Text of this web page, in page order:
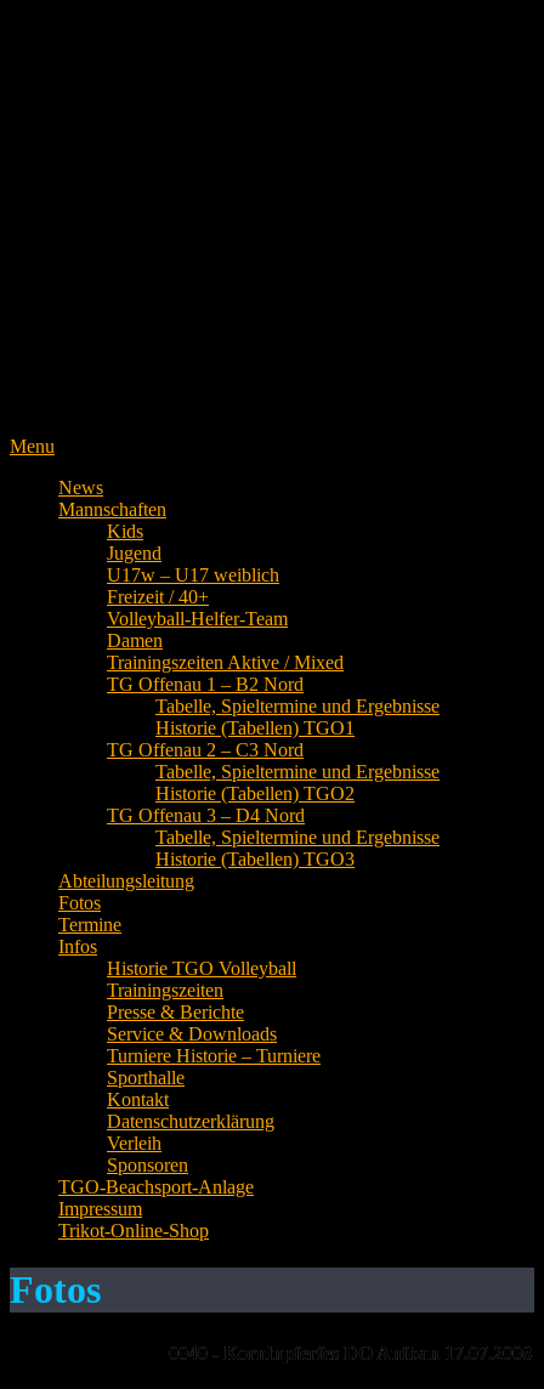
Menu
News
Mannschaften
Kids
Jugend
U17w – U17 weiblich
Freizeit / 40+
Volleyball-Helfer-Team
Damen
Trainingszeiten Aktive / Mixed
TG Offenau 1 – B2 Nord
Tabelle, Spieltermine und Ergebnisse
Historie (Tabellen) TGO1
TG Offenau 2 – C3 Nord
Tabelle, Spieltermine und Ergebnisse
Historie (Tabellen) TGO2
TG Offenau 3 – D4 Nord
Tabelle, Spieltermine und Ergebnisse
Historie (Tabellen) TGO3
Abteilungsleitung
Fotos
Termine
Infos
Historie TGO Volleyball
Trainingszeiten
Presse & Berichte
Service & Downloads
Turniere Historie – Turniere
Sporthalle
Kontakt
Datenschutzerklärung
Verleih
Sponsoren
TGO-Beachsport-Anlage
Impressum
Trikot-Online-Shop
Fotos
0040 - Kornlupferfes DO Aufbau 17.07.2008